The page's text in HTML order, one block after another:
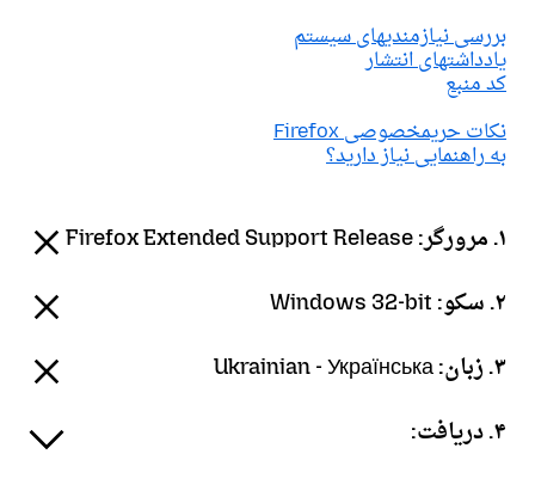
بررسی نیازمندیهای سیستم
یادداشتهای انتشار
کد منبع
نکات حریمخصوصی Firefox
به راهنمایی نیاز دارید؟
۱. مرورگر: Firefox Extended Support Release
۲. سکو: Windows 32-bit
۳. زبان: Ukrainian - Українська
۴. دریافت: